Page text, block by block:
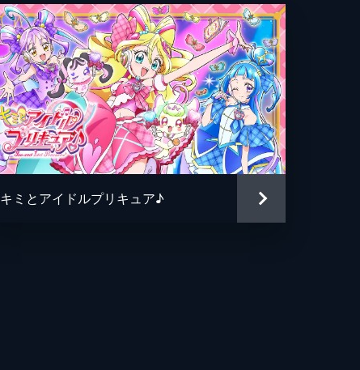
キミとアイドルプリキュア♪